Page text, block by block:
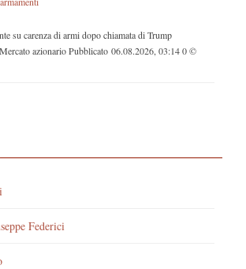
su carenza di armi dopo chiamata di Trump
azionario Pubblicato 06.08.2026, 03:14 0 ©
Federici